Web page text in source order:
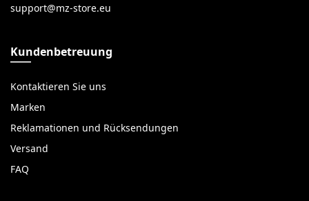
Kundenbetreuung
Kontaktieren Sie uns
Marken
Reklamationen und Rücksendungen
Versand
FAQ